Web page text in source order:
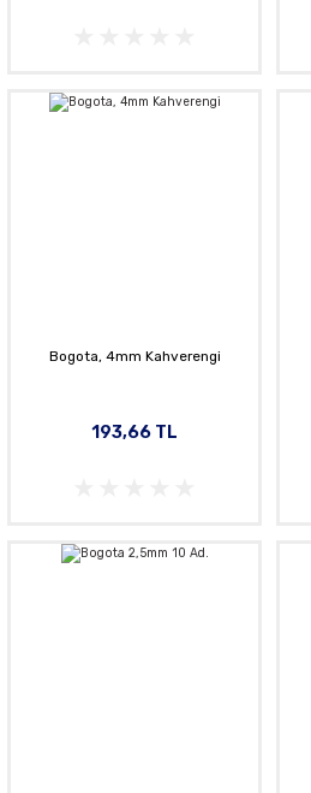
Bogota, 4mm Kahverengi
193,66 TL